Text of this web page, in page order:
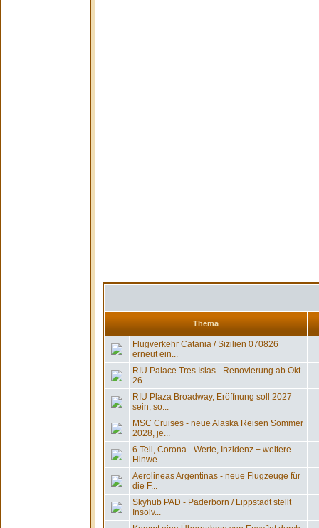
Thema
Flugverkehr Catania / Sizilien 070826
erneut ein...
RIU Palace Tres Islas - Renovierung ab Okt.
26 -...
RIU Plaza Broadway, Eröffnung soll 2027
sein, so...
MSC Cruises - neue Alaska Reisen Sommer
2028, je...
6.Teil, Corona - Werte, Inzidenz + weitere
Hinwe...
Aerolineas Argentinas - neue Flugzeuge für
die F...
Skyhub PAD - Paderborn / Lippstadt stellt
Insolv...